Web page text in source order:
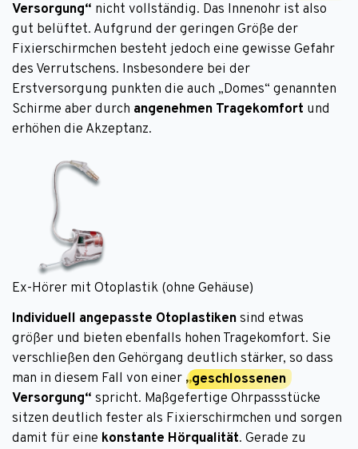
Versorgung“ nicht vollständig. Das Innenohr ist also
gut belüftet. Aufgrund der geringen Größe der
Fixierschirmchen besteht jedoch eine gewisse Gefahr
des Verrutschens. Insbesondere bei der
Erstversorgung punkten die auch „Domes“ genannten
Schirme aber durch angenehmen Tragekomfort und
erhöhen die Akzeptanz.
Ex-Hörer mit Otoplastik (ohne Gehäuse)
Individuell angepasste Otoplastikensind etwas
größer und bieten ebenfalls hohen Tragekomfort. Sie
verschließen den Gehörgang deutlich stärker, so dass
man in diesem Fall von einer „geschlossenen
Versorgung“ spricht. Maßgefertige Ohrpassstücke
sitzen deutlich fester als Fixierschirmchen und sorgen
damit für eine konstante Hörqualität. Gerade zu